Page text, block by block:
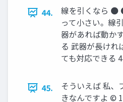
44.
線を引くなら ●
って小さい。線
器があれば動か
る 武器が長けれ
ても対応できる
45.
そういえば 私、
きなんですよ ©